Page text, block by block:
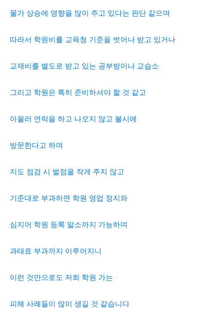
물가 상승에 영향을 많이 주고 있다는 판단 같으며
따라서 학원비를 교육청 기준을 벗어나 받고 있거나
교재비를 별도로 받고 있는 공부방이나 교습소
그리고 학원은 특히 준비하셔야 할 것 같고
아울러 연락을 하고 나오지 않고 불시에
방문한다고 하며
지도 점검 시 벌점을 작게 주지 않고
기준대로 부과하면 학원 영업 정지와
심지어 학원 등록 말소까지 가능하며
과태료 부과까지 이루어지니
이런 것만으로도 저희 학원 가는
피해 사례들이 많이 생길 것 같습니다